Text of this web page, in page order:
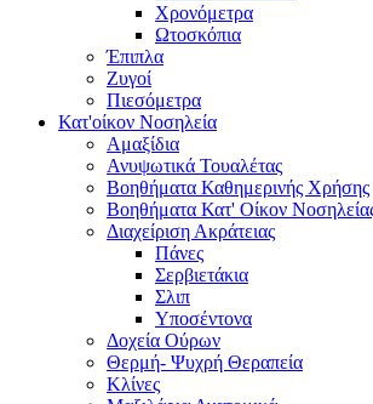
Χρονόμετρα
Ωτοσκόπια
Έπιπλα
Ζυγοί
Πιεσόμετρα
Κατ'οίκον Νοσηλεία
Αμαξίδια
Ανυψωτικά Τουαλέτας
Βοηθήματα Καθημερινής Χρήσης
Βοηθήματα Κατ' Οίκον
Διαχείριση Ακράτειας
Πάνες
Σερβιετάκια
Σλιπ
Υποσέντονα
Δοχεία Ούρων
Θερμή- Ψυχρή Θεραπεία
Κλίνες